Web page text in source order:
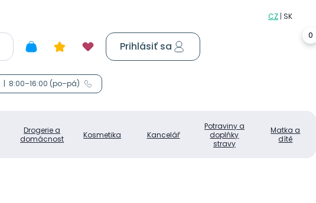
Drogerie a
domácnost
Kosmetika Kancelář
Potraviny a
doplňky
stravy
Matka a
dítě
0
Prihlásiť sa
8:00–16:00 (po–pá)